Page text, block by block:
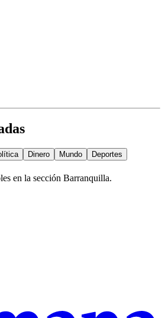
Dinero Mundo
Deportes
en la sección Barranquilla.